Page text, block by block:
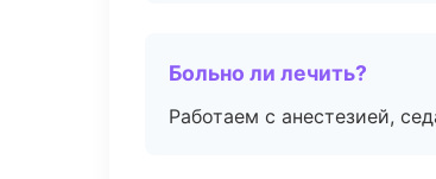
Больно ли лечить?
Работаем с анестезией,